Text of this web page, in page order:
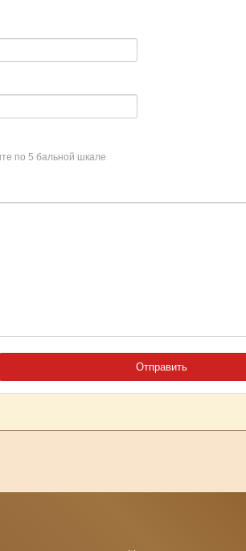
по 5 бальной шкале